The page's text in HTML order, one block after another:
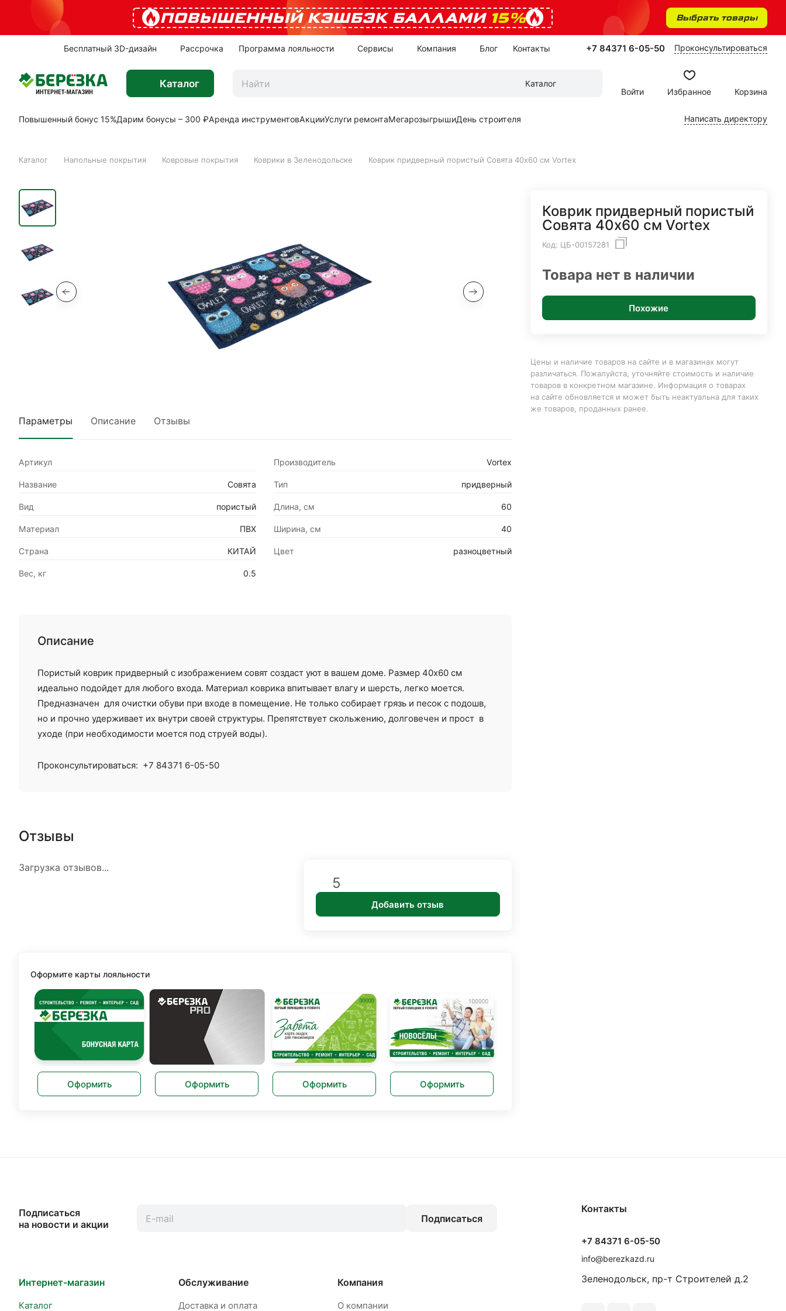
ПОВЫШЕННЫЙ КЭШБЭК БАЛЛАМИ 15% Выбрать товары
Бесплатный 3D-дизайн Рассрочка Программа лояльности Сервисы Компания Блог Контакты +7 84371 6-05-50 Проконсультироваться
Каталог
Каталог
Войти
Избранное Корзина
Повышенный бонус 15%Дарим бонусы – 300 ₽Аренда инструментовАкцииУслуги ремонтаМегарозыгрышиДень строителя Написать директору
Каталог Напольные покрытия Ковровые покрытия Коврики в Зеленодольске Коврик придверный пористый Совята 40х60 см Vortex
Параметры Описание Отзывы
Артикул Производитель Vortex
Название Совята Тип придверный
Вид пористый Длина, см 60
Материал ПВХ Ширина, см 40
Страна КИТАЙ Цвет разноцветный
Вес, кг 0.5
Описание
Пористый коврик придверный с изображением совят создаст уют в вашем доме. Размер 40х60 см
идеально подойдет для любого входа. Материал коврика впитывает влагу и шерсть, легко моется.
Предназначен для очистки обуви при входе в помещение. Не только собирает грязь и песок с подошв,
но и прочно удерживает их внутри своей структуры. Препятствует скольжению, долговечен и прост в
уходе (при необходимости моется под струей воды).
Проконсультироваться: +7 84371 6-05-50
Отзывы
Загрузка отзывов...
5
Добавить отзыв
Оформите карты лояльности
Оформить Оформить Оформить Оформить
Коврик придверный пористый
Совята 40х60 см Vortex
Код: ЦБ-00157281
Товара нет в наличии
Похожие
Цены и наличие товаров на сайте и в магазинах могут
различаться. Пожалуйста, уточняйте стоимость и наличие
товаров в конкретном магазине. Информация о товарах
на сайте обновляется и может быть неактуальна для таких
же товаров, проданных ранее.
Подписаться
на новости и акции
Подписаться
Интернет-магазин
Каталог
Обслуживание
Доставка и оплата
Компания
О компании
Контакты
+7 84371 6-05-50
info@berezkazd.ru
Зеленодольск, пр-т Строителей д.2